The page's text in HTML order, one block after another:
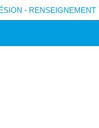
- RENSEIGNEMENT